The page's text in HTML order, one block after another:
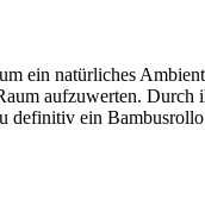
ein natürliches
aufzuwerten.
definitiv ein